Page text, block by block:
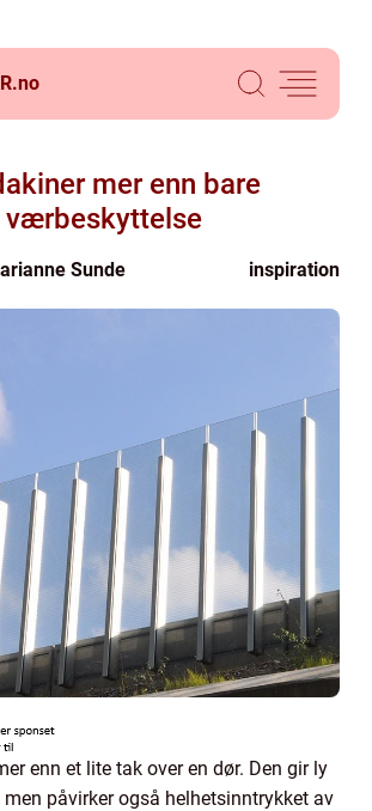
no
mer enn bare
værbeskyttelse
Sunde inspiration
enn et lite tak over en dør. Den gir ly
påvirker også helhetsinntrykket av